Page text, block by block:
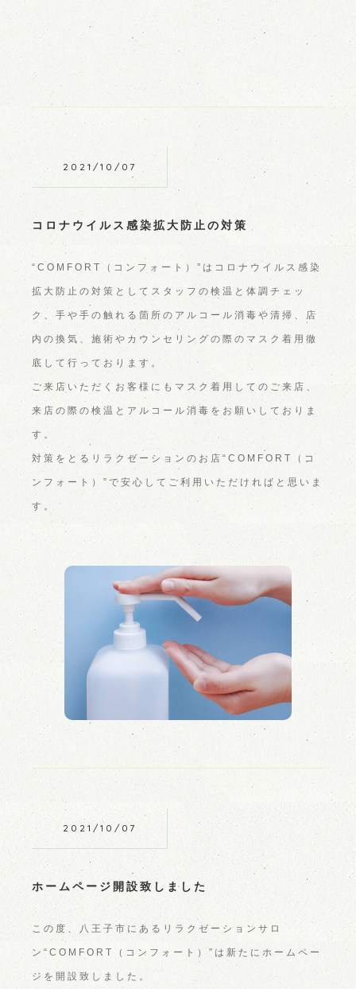
2021/10/07
コロナウイルス感染拡大防止の対策
“COMFORT（コンフォート）”はコロナウイルス感染
拡大防止の対策としてスタッフの検温と体調チェッ
ク、手や手の触れる箇所のアルコール消毒や清掃、店
内の換気、施術やカウンセリングの際のマスク着用徹
底して行っております。
ご来店いただくお客様にもマスク着用してのご来店、
来店の際の検温とアルコール消毒をお願いしておりま
す。
対策をとるリラクゼーションのお店“COMFORT（コ
ンフォート）”で安心してご利用いただければと思いま
す。
2021/10/07
ホームページ開設致しました
この度、八王子市にあるリラクゼーションサロ
ン“COMFORT（コンフォート）”は新たにホームペー
ジを開設致しました。